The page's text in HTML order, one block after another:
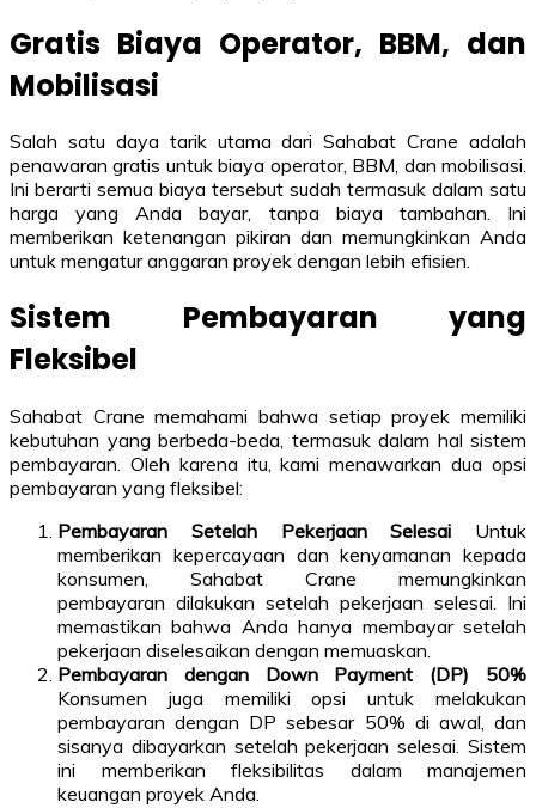
Gratis Biaya Operator, BBM, dan
Mobilisasi
Salah satu daya tarik utama dari Sahabat Crane adalah
penawaran gratis untuk biaya operator, BBM, dan mobilisasi.
Ini berarti semua biaya tersebut sudah termasuk dalam satu
harga yang Anda bayar, tanpa biaya tambahan. Ini
memberikan ketenangan pikiran dan memungkinkan Anda
untuk mengatur anggaran proyek dengan lebih efisien.
Sistem Pembayaran yang
Fleksibel
Sahabat Crane memahami bahwa setiap proyek memiliki
kebutuhan yang berbeda-beda, termasuk dalam hal sistem
pembayaran. Oleh karena itu, kami menawarkan dua opsi
pembayaran yang fleksibel:
Pembayaran Setelah Pekerjaan Selesai Untuk
memberikan kepercayaan dan kenyamanan kepada
konsumen, Sahabat Crane memungkinkan
pembayaran dilakukan setelah pekerjaan selesai. Ini
memastikan bahwa Anda hanya membayar setelah
pekerjaan diselesaikan dengan memuaskan.
Pembayaran dengan Down Payment (DP) 50%
Konsumen juga memiliki opsi untuk melakukan
pembayaran dengan DP sebesar 50% di awal, dan
sisanya dibayarkan setelah pekerjaan selesai. Sistem
ini memberikan fleksibilitas dalam manajemen
keuangan proyek Anda.